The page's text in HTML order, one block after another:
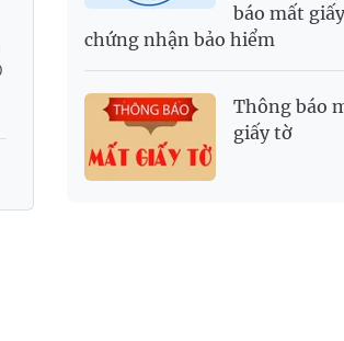
báo mất giấy
chứng nhận bảo hiểm
Thông báo
giấy tờ